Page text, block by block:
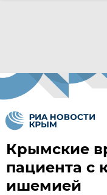
Крымские
пациента с
ишемией